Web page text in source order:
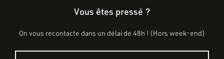
Vous êtes pressé ?
On vous recontacte dans un délai de 48h ! (Hors week-end)